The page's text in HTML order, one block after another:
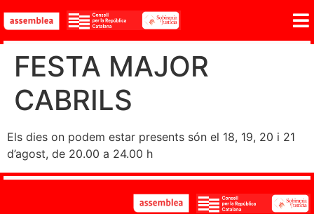
FESTA MAJOR
CABRILS
Els dies on podem estar presents són el 18, 19, 20 i 21
d’agost, de 20.00 a 24.00 h